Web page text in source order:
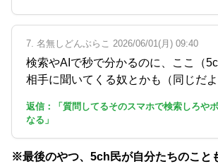
7. 名無しどんぶらこ 2026/06/01(月) 09:40
検索やAIで秒で分かるのに、ここ（
相手に聞いてくる奴とかも（同じだよ
返信：「質問してるそのスマホで検索しろや
なる」
※最後のやつ、5ch民が自分たちのこと